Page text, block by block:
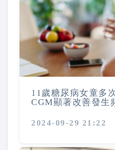
11歲糖尿病女童多
CGM顯著改善發生
2024-09-29 21:22